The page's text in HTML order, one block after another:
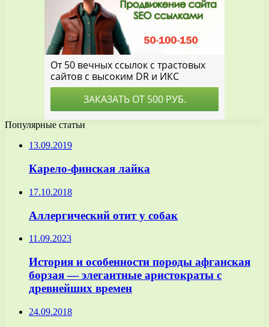
Популярные статьи
13.09.2019
Карело-финская лайка
17.10.2018
Аллергический отит у собак
11.09.2023
История и особенности породы афганская
борзая — элегантные аристократы с
древнейших времен
24.09.2018